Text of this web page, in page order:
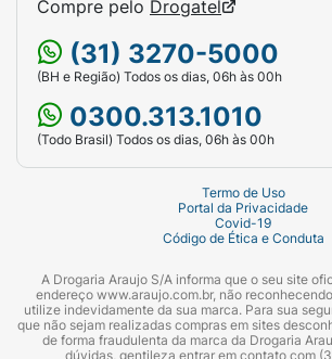
Compre pelo Drogatel
(31) 3270-5000
(BH e Região) Todos os dias, 06h às 00h
0300.313.1010
(Todo Brasil) Todos os dias, 06h às 00h
Termo de Uso
Portal da Privacidade
Covid-19
Código de Ética e Conduta
A Drogaria Araujo S/A informa que o seu site
endereço www.araujo.com.br, não
utilize indevidamente da sua marca. Para sua
que não sejam realizadas compras em sites
de forma fraudulenta da marca da Drogaria
dúvidas, gentileza entrar em contato com